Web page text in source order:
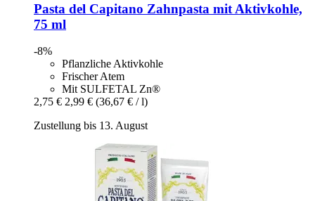
Pasta del Capitano Zahnpasta mit Aktivkohle,
75 ml
-8%
Pflanzliche Aktivkohle
Frischer Atem
Mit SULFETAL Zn®
2,75 € 2,99 € (36,67 € / l)
Zustellung bis 13. August